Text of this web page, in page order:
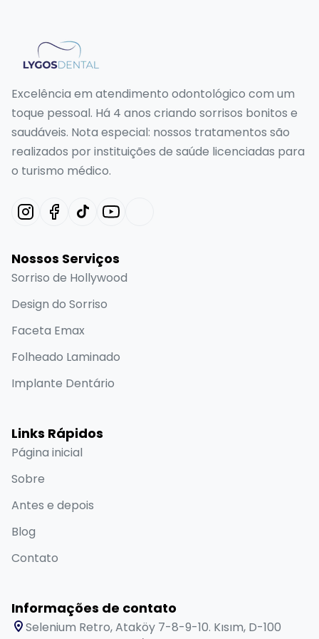
Excelência em atendimento odontológico com um
toque pessoal. Há 4 anos criando sorrisos bonitos e
saudáveis. Nota especial: nossos tratamentos são
realizados por instituições de saúde licenciadas para
o turismo médico.
Nossos Serviços
Sorriso de Hollywood
Design do Sorriso
Faceta Emax
Folheado Laminado
Implante Dentário
Links Rápidos
Página inicial
Sobre
Antes e depois
Blog
Contato
Informações de contato
Selenium Retro, Ataköy 7-8-9-10. Kısım, D-100